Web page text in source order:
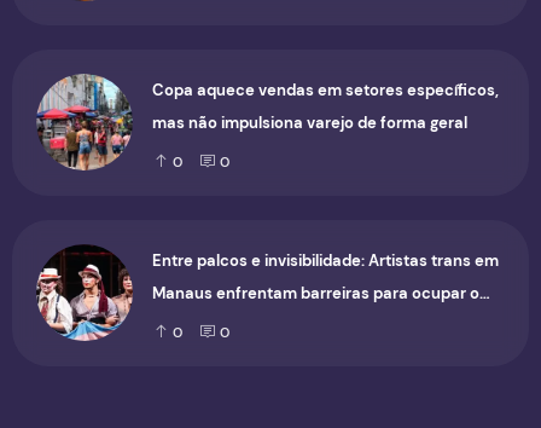
Copa aquece vendas em setores específicos,
mas não impulsiona varejo de forma geral
0 0
Entre palcos e invisibilidade: Artistas trans em
Manaus enfrentam barreiras para ocupar o
cenário cultural
0 0